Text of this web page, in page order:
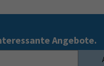
Angebote.